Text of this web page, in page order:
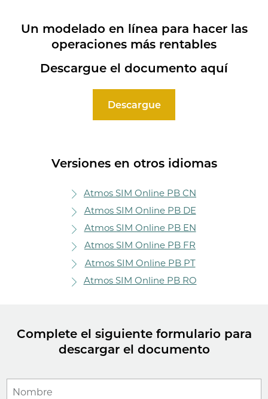
Un modelado en línea para hacer las
operaciones más rentables
Descargue el documento aquí
Descargue
Versiones en otros idiomas
Atmos SIM Online PB CN
Atmos SIM Online PB DE
Atmos SIM Online PB EN
Atmos SIM Online PB FR
Atmos SIM Online PB PT
Atmos SIM Online PB RO
Complete el siguiente formulario para
descargar el documento
Nombre